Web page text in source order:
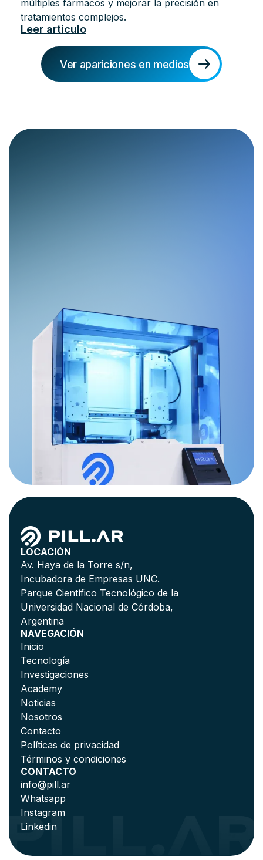
múltiples fármacos y mejorar la precisión en
tratamientos complejos.
Leer articulo
Ver apariciones en medios
LOCACIÓN
Av. Haya de la Torre s/n,
Incubadora de Empresas UNC.
Parque Científico Tecnológico de la
Universidad Nacional de Córdoba,
Argentina
NAVEGACIÓN
Inicio
Tecnología
Investigaciones
Academy
Noticias
Nosotros
Contacto
Políticas de privacidad
Términos y condiciones
CONTACTO
info@pill.ar
Whatsapp
Instagram
Linkedin